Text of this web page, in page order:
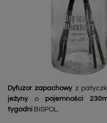
Dyfuzor zapachowyz
jeżynyo pojemności
tygodni BISPOL.